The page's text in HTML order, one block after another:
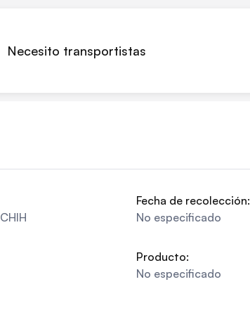
Necesito transportistas
CHIH
Fecha de recolección:
No especificado
Producto:
No especificado